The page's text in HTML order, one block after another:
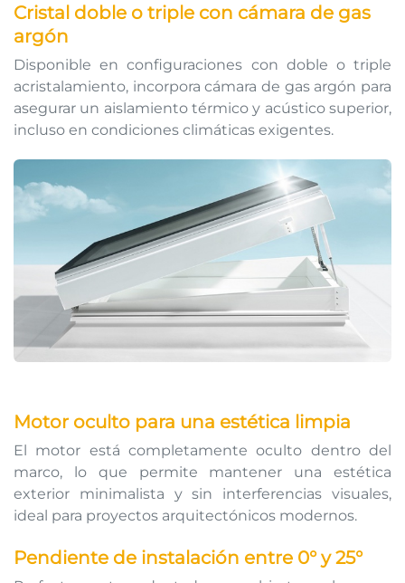
Cristal doble o triple con cámara de gas
argón
Disponible en configuraciones con doble o triple
acristalamiento, incorpora cámara de gas argón para
asegurar un aislamiento térmico y acústico superior,
incluso en condiciones climáticas exigentes. ​
Motor oculto para una estética limpia
El motor está completamente oculto dentro del
marco, lo que permite mantener una estética
exterior minimalista y sin interferencias visuales,
ideal para proyectos arquitectónicos modernos.
Pendiente de instalación entre 0° y 25°